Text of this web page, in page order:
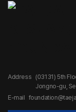
Address (03131) 5th
Jongno-gu,
E-mail